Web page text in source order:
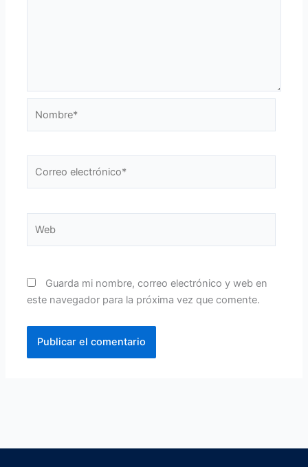
Guarda mi nombre, correo electrónico y web en
este navegador para la próxima vez que comente.